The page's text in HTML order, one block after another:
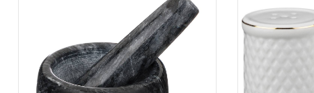
но при этом необычайно легкая керамика, в
минерал доломит. Посуда, сделанная из
невесомостью. Поскольку доломит – материал
безопасен: не выделяет никаких веществ, не имеет
такой посуде максимально сохраняют полезные